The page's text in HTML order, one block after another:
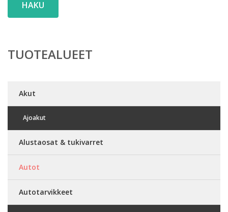
HAKU
TUOTEALUEET
Akut
Ajoakut
Alustaosat & tukivarret
Autot
Autotarvikkeet